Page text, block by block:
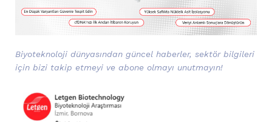
Biyoteknoloji dünyasından güncel haberler, sektör bilgileri
için bizi takip etmeyi ve abone olmayı unutmayın!